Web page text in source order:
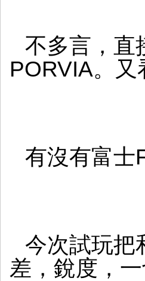
不多言，直
PORVIA。
有沒有富士
今次試玩把
差，銳度，